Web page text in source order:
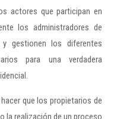
actores que participan en
los administradores de
gestionen los diferentes
para una verdadera
que los propietarios de
la realización de un proceso